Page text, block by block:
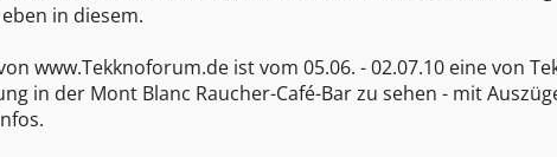
in diesem.
www.Tekknoforum.de ist vom 05.06. - 02.07.10 eine von
in der Mont Blanc Raucher-Café-Bar zu sehen - mit